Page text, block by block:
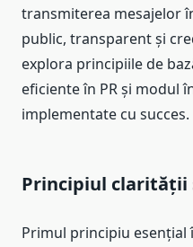
transmiterea mesajelor
public, transparent și
explora principiile de
eficiente în PR și modul
implementate cu succes.
Principiul clarității
Primul principiu esențial